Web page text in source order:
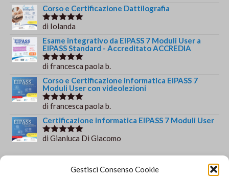
Gestisci Consenso Cookie
Corso e Certificazione Dattilografia
Valutato5
di Iolanda
Esame integrativo da EIPASS 7 Moduli User a
EIPASS Standard - Accreditato ACCREDIA
Valutato5
di francesca paola b.
Corso e Certificazione informatica EIPASS 7
Moduli User con videolezioni
Valutato5
di francesca paola b.
Certificazione informatica EIPASS 7 Moduli User
Valutato5
di Gianluca Di Giacomo